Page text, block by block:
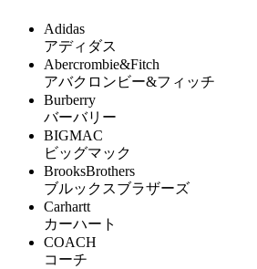
Adidas
アディダス
Abercrombie&Fitch
アバクロンビー&フィッチ
Burberry
バーバリー
BIGMAC
ビッグマック
BrooksBrothers
ブルックスブラザーズ
Carhartt
カーハート
COACH
コーチ